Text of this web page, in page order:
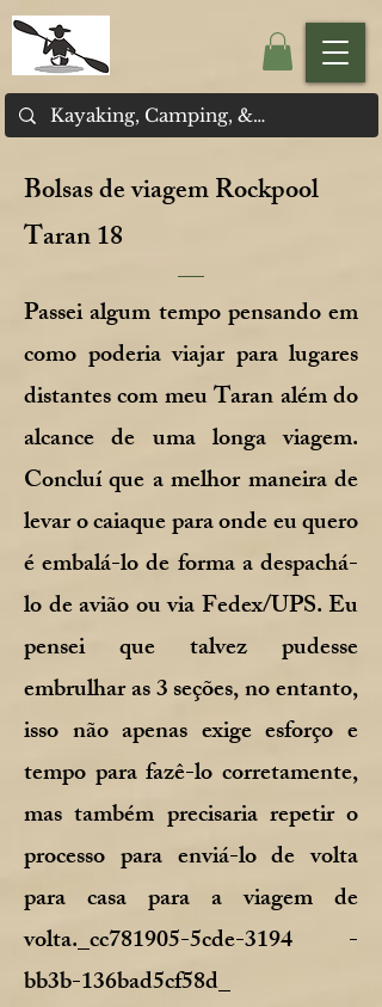
Bolsas de viagem Rockpool
Taran 18
Passei algum tempo pensando em
como poderia viajar para lugares
distantes com meu Taran além do
alcance de uma longa viagem.
Concluí que a melhor maneira de
levar o caiaque para onde eu quero
é embalá-lo de forma a despachá-
lo de avião ou via Fedex/UPS. Eu
pensei que talvez pudesse
embrulhar as 3 seções, no entanto,
isso não apenas exige esforço e
tempo para fazê-lo corretamente,
mas também precisaria repetir o
processo para enviá-lo de volta
para casa para a viagem de
volta._cc781905-5cde-3194 -
bb3b-136bad5cf58d_